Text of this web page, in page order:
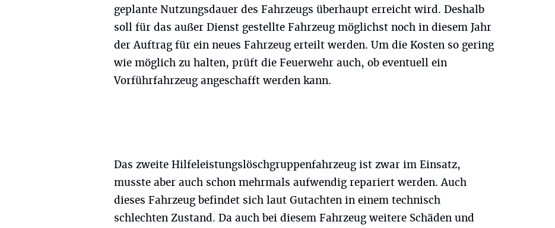
geplante Nutzungsdauer des Fahrzeugs überhaupt erreicht wird. Deshalb
soll für das außer Dienst gestellte Fahrzeug möglichst noch in diesem Jahr
der Auftrag für ein neues Fahrzeug erteilt werden. Um die Kosten so gering
wie möglich zu halten, prüft die Feuerwehr auch, ob eventuell ein
Vorführfahrzeug angeschafft werden kann.
Das zweite Hilfeleistungslöschgruppenfahrzeug ist zwar im Einsatz,
musste aber auch schon mehrmals aufwendig repariert werden. Auch
dieses Fahrzeug befindet sich laut Gutachten in einem technisch
schlechten Zustand. Da auch bei diesem Fahrzeug weitere Schäden und